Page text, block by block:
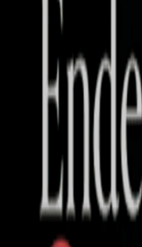
Who we are
AT PARTNERSが提供するフ